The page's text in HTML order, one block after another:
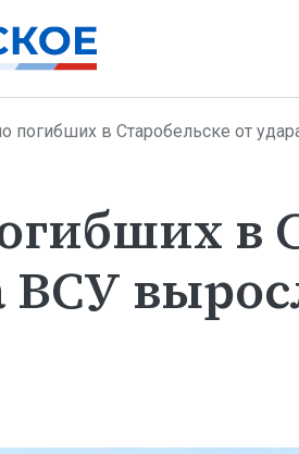
погибших в Старобельске от
в
ВСУ